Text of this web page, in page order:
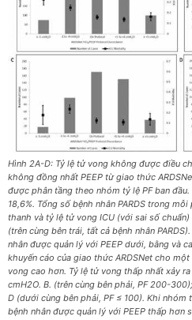
Hình 2A-D: Tỷ lệ tử vong không được điều
không đồng nhất PEEP từ giao thức
được phân tầng theo nhóm tỷ lệ PF ban
18,6%. Tổng số bệnh nhân PARDS trong
thanh và tỷ lệ tử vong ICU (với sai số
(trên cùng bên trái, tất cả bệnh nhân
nhân được quản lý với PEEP dưới, bằng và
khuyến cáo của giao thức ARDSNet cho
vong cao hơn. Tỷ lệ tử vong thấp nhất xảy
cmH2O. B. (trên cùng bên phải, PF 200-
D (dưới cùng bên phải, PF ≤ 100). Khi
bệnh nhân được quản lý với PEEP thấp hơn